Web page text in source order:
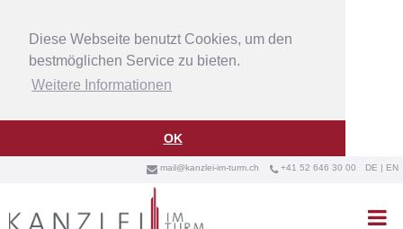
Diese Webseite benutzt Cookies, um den
bestmöglichen Service zu bieten.
Weitere Informationen
OK
 mail@kanzlei-im-turm.ch +41 52 646 30 00 DE | EN
